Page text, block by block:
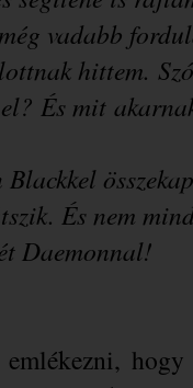
vadabb
hittem.
És mit
És nem
Daemonnal!